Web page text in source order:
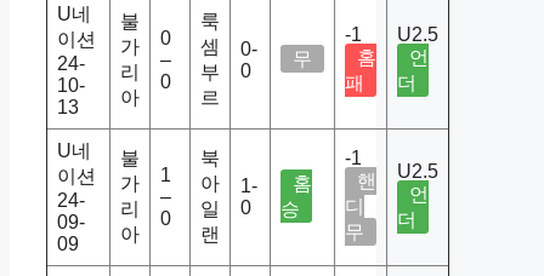
U네
이션
24-
10-
13
불
가
리
아
0
–
0
룩
셈
부
르
0-
0
무
-1
홈
패
U2.5
언
더
U네
이션
24-
09-
09
불
가
리
아
1
–
0
북
아
일
랜
1-
0
홈
승
-1
핸
디
무
U2.5
언
더